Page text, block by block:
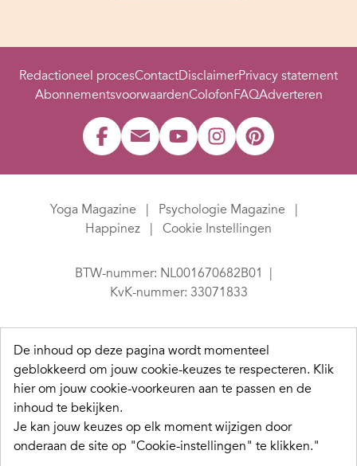
Redactioneel procesContactDisclaimerPrivacy statement
AbonnementsvoorwaardenColofonFAQAdverteren
Yoga Magazine
Psychologie Magazine
Happinez
Cookie Instellingen
BTW-nummer: NL001670682B01
KvK-nummer: 33071833
De inhoud op deze pagina wordt momenteel
geblokkeerd om jouw cookie-keuzes te respecteren. Klik
hier om jouw cookie-voorkeuren aan te passen en de
inhoud te bekijken.
Je kan jouw keuzes op elk moment wijzigen door
onderaan de site op "Cookie-instellingen" te klikken."